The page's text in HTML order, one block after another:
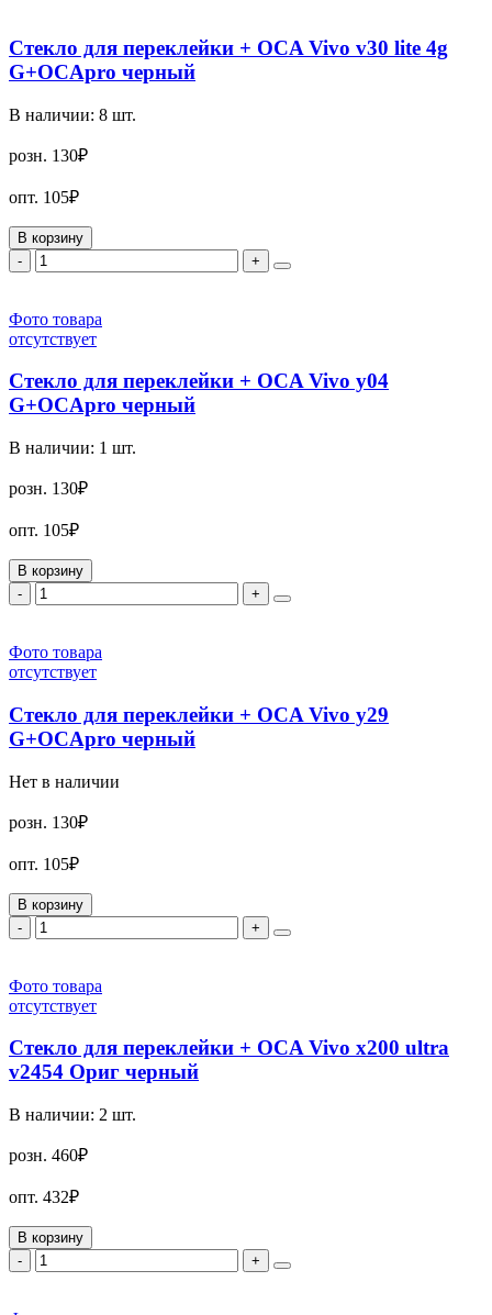
Стекло для переклейки + OCA Vivo v30 lite 4g
G+OCApro черный
В наличии: 8 шт.
розн. 130₽
опт. 105₽
В корзину
-
+
Фото товара
отсутствует
Стекло для переклейки + OCA Vivo y04
G+OCApro черный
В наличии: 1 шт.
розн. 130₽
опт. 105₽
В корзину
-
+
Фото товара
отсутствует
Стекло для переклейки + OCA Vivo y29
G+OCApro черный
Нет в наличии
розн. 130₽
опт. 105₽
В корзину
-
+
Фото товара
отсутствует
Стекло для переклейки + OCA Vivo x200 ultra
v2454 Ориг черный
В наличии: 2 шт.
розн. 460₽
опт. 432₽
В корзину
-
+